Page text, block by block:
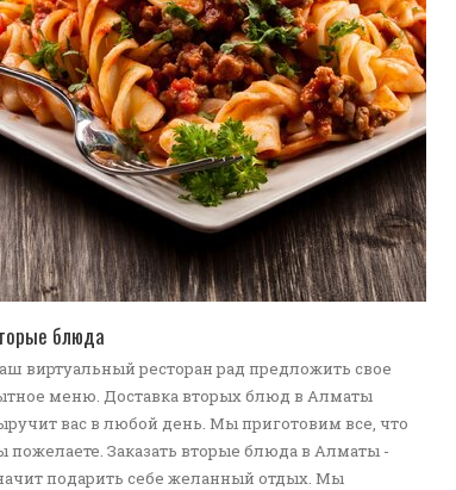
блюда
виртуальный ресторан рад предложить свое
меню. Доставка вторых блюд в Алматы
вас в любой день. Мы приготовим все, что
пожелаете. Заказать вторые блюда в Алматы -
подарить себе желанный отдых. Мы